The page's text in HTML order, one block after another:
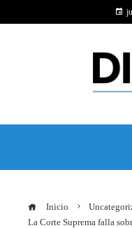
Inicio
La Corte Suprema falla